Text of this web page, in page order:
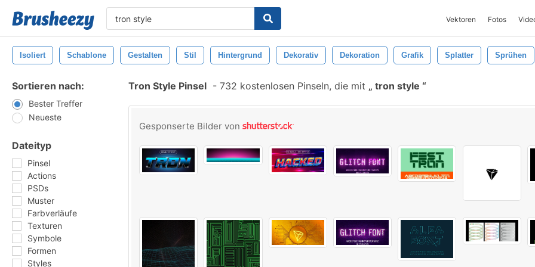
Vektoren Fotos
Isoliert Schablone Gestalten Stil Hintergrund Dekorativ Dekoration Grafik Splatter Sprühen
Sortieren nach:
Bester Treffer
Neueste
Dateityp
Pinsel
Actions
PSDs
Muster
Farbverläufe
Texturen
Symbole
Formen
Styles
Tron Style Pinsel - 732 kostenlosen Pinseln, die mit tron style
Gesponserte Bilder von